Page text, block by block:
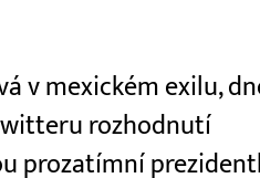
v mexickém exilu,
rozhodnutí
prozatímní